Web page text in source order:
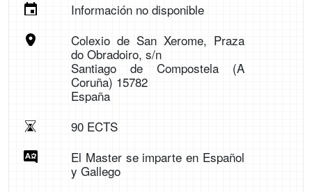
Información no disponible
Colexio de San Xerome, Praza
do Obradoiro, s/n
Santiago de Compostela (A
Coruña) 15782
España
90 ECTS
El Master se imparte en Español
y Gallego